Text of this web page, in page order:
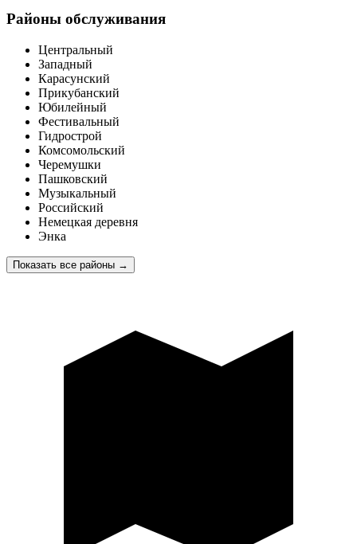
Районы обслуживания
Центральный
Западный
Карасунский
Прикубанский
Юбилейный
Фестивальный
Гидрострой
Комсомольский
Черемушки
Пашковский
Музыкальный
Российский
Немецкая деревня
Энка
Показать все районы →